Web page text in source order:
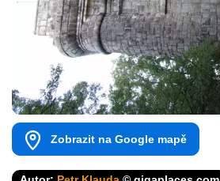
Zobrazit na Google mapě